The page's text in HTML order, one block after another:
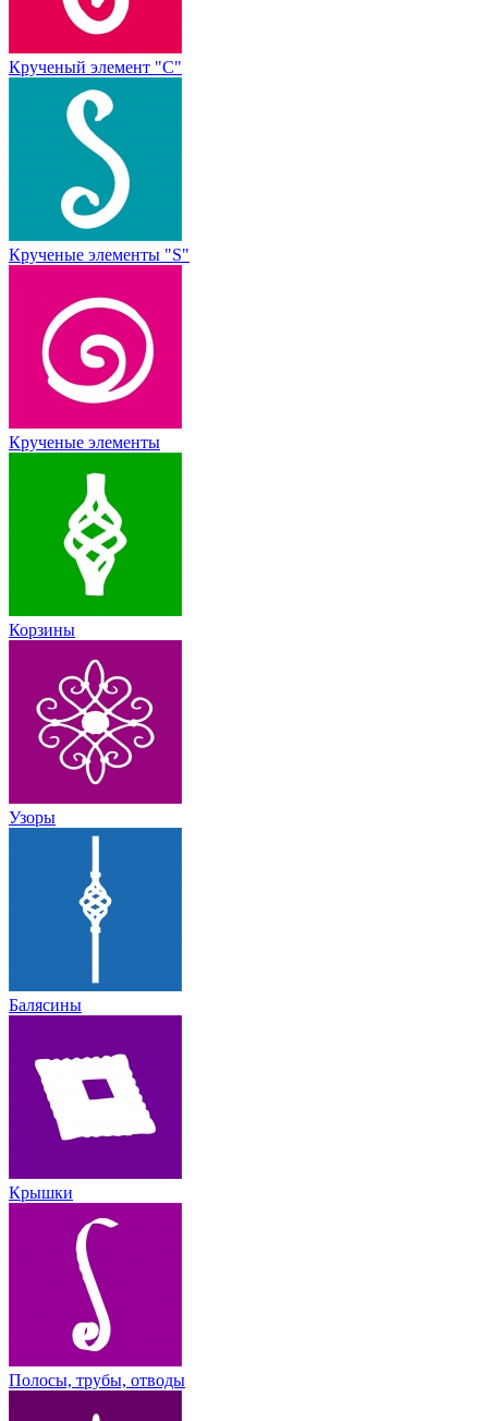
Крученый элемент "С"
Крученые элементы "S"
Крученые элементы
Корзины
Узоры
Балясины
Крышки
Полосы, трубы, отводы